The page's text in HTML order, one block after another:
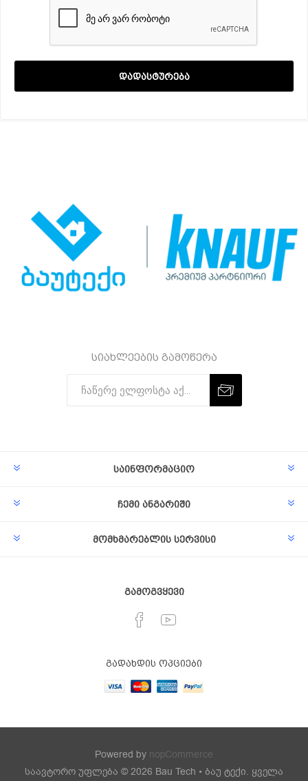
სიახლეების გამოწერა
საინფორმაციო
ჩემი ანგარიში
მომხმარებლის სერვისი
გამოგვყევი
გადახდის ოპციები
Powered by nopCommerce
საავტორო უფლება © 2026 Bau Tech • ბაუ ტექი. ყველა